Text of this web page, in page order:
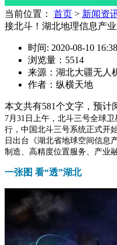
当前位置： 首页 > 新闻资
接北斗！湖北地理信息产
时间: 2020-08-10
浏览量：5514
来源：湖北大疆无人
作者：纵横天地
本文共有581个文字，预计
7月31日上午，北斗三号全球
行，中国北斗三号系统正式开
日出台《湖北省地球空间信息
制造、高精度位置服务、产业
一张图 看“透”湖北